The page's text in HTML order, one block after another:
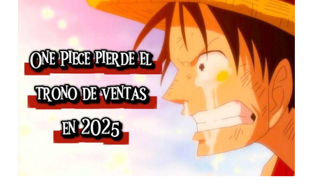
Piece
trono
de
ventas
en
el
primer